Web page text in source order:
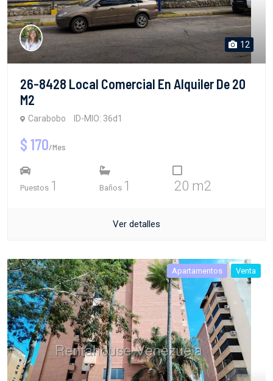
12
26-8428 Local Comercial En Alquiler De 20
M2
Carabobo ID-MIO: 36d1
$ 170/Mes
Puestos 1 Baños 1 20 m2
Ver detalles
Apartamentos Venta